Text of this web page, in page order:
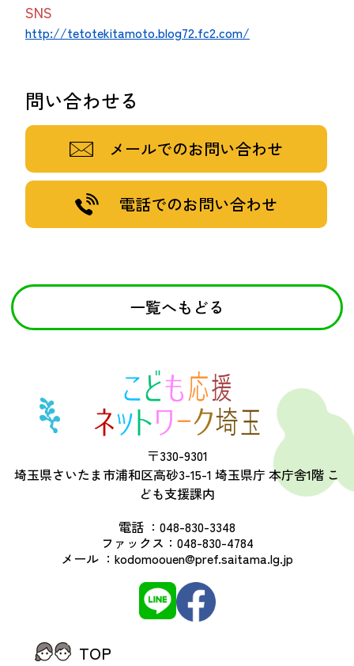
SNS
http://tetotekitamoto.blog72.fc2.com/
問い合わせる
メールでのお問い合わせ
電話でのお問い合わせ
一覧へもどる
〒330-9301
埼玉県さいたま市浦和区高砂3-15-1 埼玉県庁 本庁舎1階 こ
ども支援課内
電話 ： 048-830-3348
ファックス： 048-830-4784
メール ： kodomoouen@pref.saitama.lg.jp
TOP